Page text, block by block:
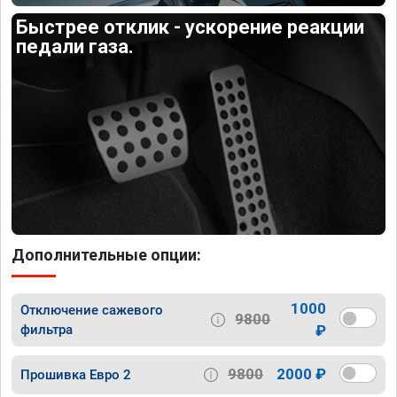
Быстрее отклик - ускорение реакции
педали газа.
Дополнительные опции:
Отключение сажевого
фильтра
9800
1000
₽
Прошивка Евро 2 9800 2000 ₽